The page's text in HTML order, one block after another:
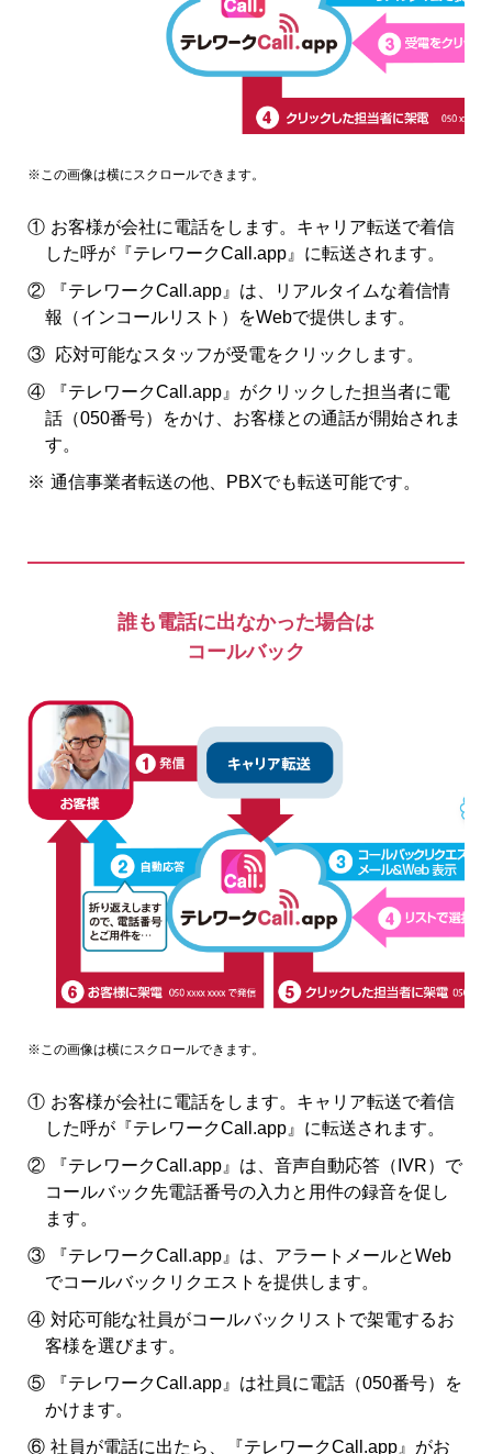
① お客様が会社に電話をします。キャリア転送で着信
した呼が『テレワークCall.app』に転送されます。
②
『テレワークCall.app』は、リアルタイムな着信情
報（インコールリスト）をWebで提供します。
③ 応対可能なスタッフが受電をクリックします。
④
『テレワークCall.app』がクリックした担当者に電
話（050番号）をかけ、お客様との通話が開始されま
す。
※ 通信事業者転送の他、PBXでも転送可能です。
誰も電話に出なかった場合は
コールバック
① お客様が会社に電話をします。キャリア転送で着信
した呼が『テレワークCall.app』に転送されます。
②
『テレワークCall.app』は、音声自動応答（IVR）で
コールバック先電話番号の入力と用件の録音を促し
ます。
③
『テレワークCall.app』は、アラートメールとWeb
でコールバックリクエストを提供します。
④ 対応可能な社員がコールバックリストで架電するお
客様を選びます。
⑤
『テレワークCall.app』は社員に電話（050番号）を
かけます。
⑥ 社員が電話に出たら、『テレワークCall.app』がお